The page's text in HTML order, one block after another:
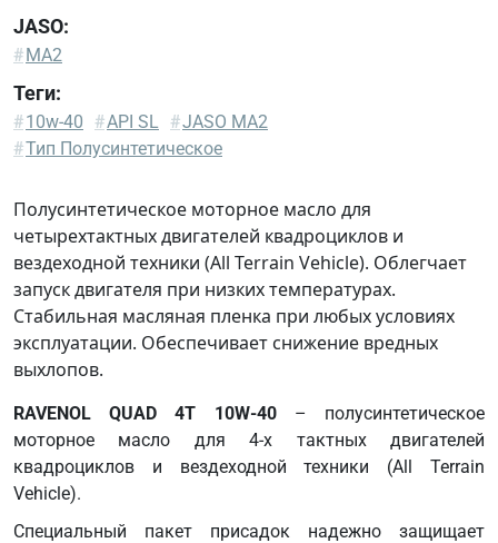
JASO:
#MA2
Теги:
#10w-40 #API SL #JASO MA2
#Тип Полусинтетическое
Полусинтетическое моторное масло для
четырехтактных двигателей квадроциклов и
вездеходной техники (All Terrain Vehicle). Облегчает
запуск двигателя при низких температурах.
Стабильная масляная пленка при любых условиях
эксплуатации. Обеспечивает снижение вредных
выхлопов.
RAVENOL QUAD 4T 10W-40– полусинтетическое
моторное масло для 4-х тактных двигателей
квадроциклов и вездеходной техники (All Terrain
Vehicle).
Специальный пакет присадок надежно защищает